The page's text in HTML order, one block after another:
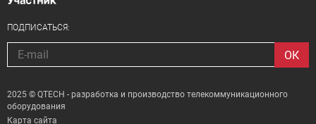
ПОДПИСАТЬСЯ:
2025 © QTECH - разработка и производство телекоммуникационного
оборудования
Карта сайта